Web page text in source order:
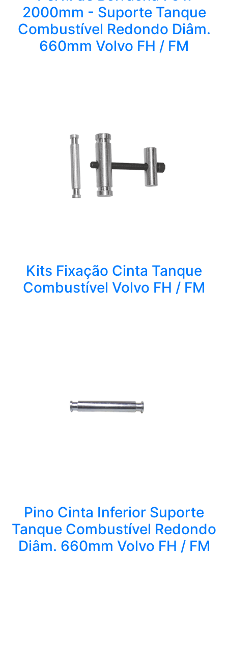
2000mm - Suporte Tanque
Combustível Redondo Diâm.
660mm Volvo FH / FM
Kits Fixação Cinta Tanque
Combustível Volvo FH / FM
Pino Cinta Inferior Suporte
Tanque Combustível Redondo
Diâm. 660mm Volvo FH / FM